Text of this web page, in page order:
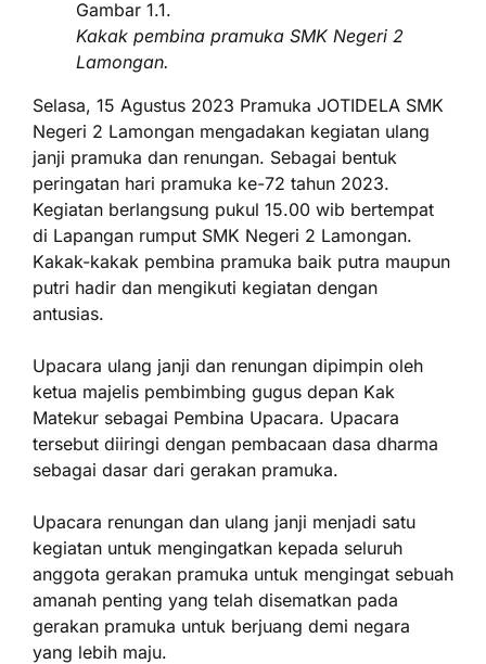
Gambar 1.1.
Kakak pembina pramuka SMK Negeri 2
Lamongan.
Selasa, 15 Agustus 2023 Pramuka JOTIDELA SMK
Negeri 2 Lamongan mengadakan kegiatan ulang
janji pramuka dan renungan. Sebagai bentuk
peringatan hari pramuka ke-72 tahun 2023.
Kegiatan berlangsung pukul 15.00 wib bertempat
di Lapangan rumput SMK Negeri 2 Lamongan.
Kakak-kakak pembina pramuka baik putra maupun
putri hadir dan mengikuti kegiatan dengan
antusias.
Upacara ulang janji dan renungan dipimpin oleh
ketua majelis pembimbing gugus depan Kak
Matekur sebagai Pembina Upacara. Upacara
tersebut diiringi dengan pembacaan dasa dharma
sebagai dasar dari gerakan pramuka.
Upacara renungan dan ulang janji menjadi satu
kegiatan untuk mengingatkan kepada seluruh
anggota gerakan pramuka untuk mengingat sebuah
amanah penting yang telah disematkan pada
gerakan pramuka untuk berjuang demi negara
yang lebih maju.